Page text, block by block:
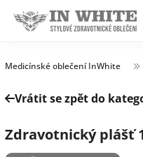
Medicínské oblečení InWhite
Vrátit se zpět do
Zdravotnický plášť